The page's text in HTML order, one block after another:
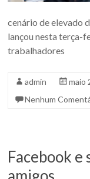
cenário de elevado
lançou nesta terça-
trabalhadores
admin maio
Nenhum
Facebook